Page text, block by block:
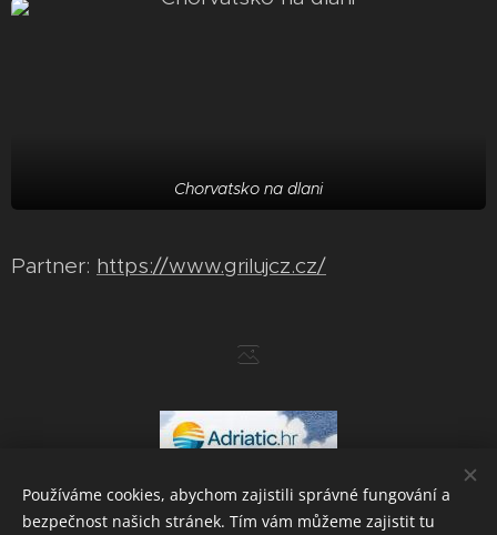
Chorvatsko na dlani
Partner: https://www.grilujcz.cz/
Používáme cookies, abychom zajistili správné fungování a
bezpečnost našich stránek. Tím vám můžeme zajistit tu